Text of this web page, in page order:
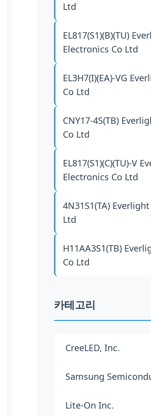
Ltd
EL817(S1)(B)(TU)
Electronics Co Ltd
EL3H7(I)(EA)-VG
Co Ltd
CNY17-4S(TB)
Co Ltd
EL817(S1)(C)(TU)-V
Electronics Co Ltd
4N31S1(TA)
Ltd
H11AA3S1(TB)
Co Ltd
카테고리
CreeLED, Inc.
Samsung
Lite-On Inc.